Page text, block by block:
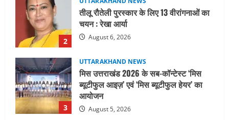
3
मिस उत्तराखंड 2026 के सब-कॉन्टेस्ट ‘मिस
ब्यूटीफुल आइज़’ एवं ‘मिस ब्यूटीफुल हेयर’ का
आयोजन
August 5, 2026
4
UTTARAKHAND NEWS
एमआईटी वर्ल्ड पीस यूनिवर्सिटी और जर्मनी के
बीएसबीआई के बीच समझौता; भारतीय छात्रों
को मिलेंगे वैश्विक अवसर
August 5, 2026